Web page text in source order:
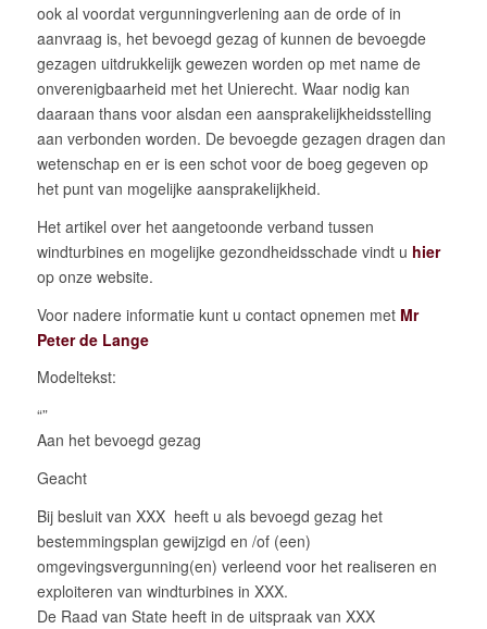
ook al voordat vergunningverlening aan de orde of in
aanvraag is, het bevoegd gezag of kunnen de bevoegde
gezagen uitdrukkelijk gewezen worden op met name de
onverenigbaarheid met het Unierecht. Waar nodig kan
daaraan thans voor alsdan een aansprakelijkheidsstelling
aan verbonden worden. De bevoegde gezagen dragen dan
wetenschap en er is een schot voor de boeg gegeven op
het punt van mogelijke aansprakelijkheid.
Het artikel over het aangetoonde verband tussen
windturbines en mogelijke gezondheidsschade vindt u hier
op onze website.
Voor nadere informatie kunt u contact opnemen met Mr
Peter de Lange
Modeltekst:
“”
Aan het bevoegd gezag
Geacht
Bij besluit van XXX heeft u als bevoegd gezag het
bestemmingsplan gewijzigd en /of (een)
omgevingsvergunning(en) verleend voor het realiseren en
exploiteren van windturbines in XXX.
De Raad van State heeft in de uitspraak van XXX